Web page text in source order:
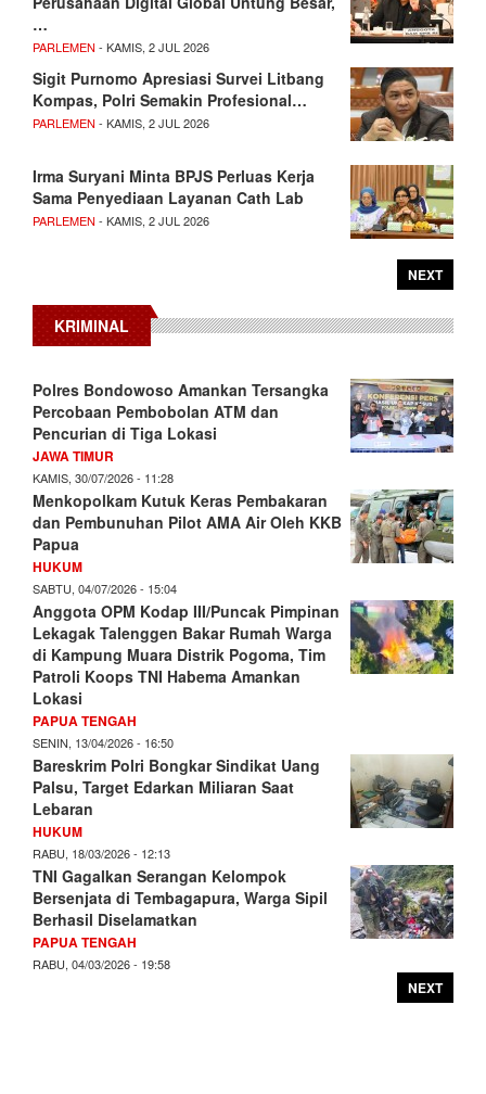
…
PARLEMEN - KAMIS, 2 JUL 2026
Sigit Purnomo Apresiasi Survei Litbang
Kompas, Polri Semakin Profesional…
PARLEMEN - KAMIS, 2 JUL 2026
Irma Suryani Minta BPJS Perluas Kerja
Sama Penyediaan Layanan Cath Lab
PARLEMEN - KAMIS, 2 JUL 2026
NEXT
KRIMINAL
Polres Bondowoso Amankan Tersangka
Percobaan Pembobolan ATM dan
Pencurian di Tiga Lokasi
JAWA TIMUR
KAMIS, 30/07/2026 - 11:28
Menkopolkam Kutuk Keras Pembakaran
dan Pembunuhan Pilot AMA Air Oleh KKB
Papua
HUKUM
SABTU, 04/07/2026 - 15:04
Anggota OPM Kodap III/Puncak Pimpinan
Lekagak Talenggen Bakar Rumah Warga
di Kampung Muara Distrik Pogoma, Tim
Patroli Koops TNI Habema Amankan
Lokasi
PAPUA TENGAH
SENIN, 13/04/2026 - 16:50
Bareskrim Polri Bongkar Sindikat Uang
Palsu, Target Edarkan Miliaran Saat
Lebaran
HUKUM
RABU, 18/03/2026 - 12:13
TNI Gagalkan Serangan Kelompok
Bersenjata di Tembagapura, Warga Sipil
Berhasil Diselamatkan
PAPUA TENGAH
RABU, 04/03/2026 - 19:58
NEXT